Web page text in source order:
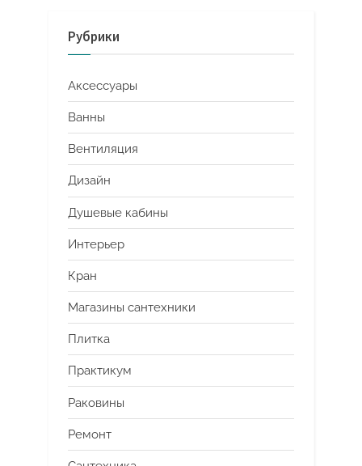
Рубрики
Аксессуары
Ванны
Вентиляция
Дизайн
Душевые кабины
Интерьер
Кран
Магазины сантехники
Плитка
Практикум
Раковины
Ремонт